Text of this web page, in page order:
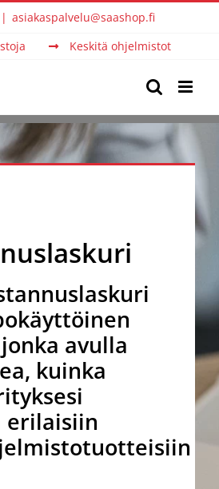
| asiakaspalvelu@saashop.fi
Keskitä ohjelmistot
avulla
kuinka
erilaisiin